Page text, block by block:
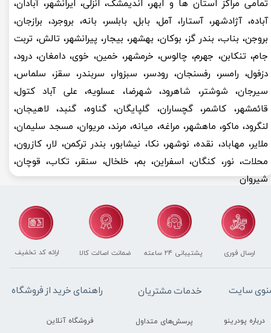
آباده، آژادشهر، آستارا، آمل، بابل، بابلسر، بانه، بروجرد، برازجان،
بروجن، بناب، بندر گز، بوکان، بهشهر، بیجار، پیرانشهر، تالش، تربت
جام، تنکابن، جهرم، چالوس، خرمشهر، خمین، خوی، دامغان، درود،
دزفول، رامسر، رفسنجان، رودسر، سبزوار، سربندر، سقز، سلماس،
سیرجان، شوشتر، شاهرود، شهرضا، عسلویه، علی آباد کتول،
قائمشهر، کاشمر، گچساران، گلپایگان، گناوه، گنبد، لاهیجان،
لنگرود، ماکو، ماهشهر، مراغه، میانه، مرند، مریوان، مسجد سلیمان،
ملایر، مهاباد، نقده، نوشهر، نکا، نیشابور، بندر ترکمن، لار، کازرون،
محلات، نور، کنگان، اسفراین، بم، خلخال، سنقر، تکاب، قوچان،
شیروان
پشتیبانی ۲۴ ساعته ارائه کد تخفیف ارسال فوری ضمانت اصالت کالا
راهنمای خرید از فروشگاه
فروشگاه آنلاین
خدمات مشتریان
پرسش‌های متداول
سایت
درباره پودرینو